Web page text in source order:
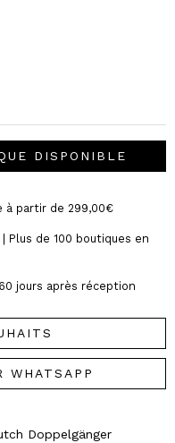
DISPONIBLE
à partir de 299,00€
Plus de 100 boutiques en
jours après réception
WHATSAPP
Doppelgänger